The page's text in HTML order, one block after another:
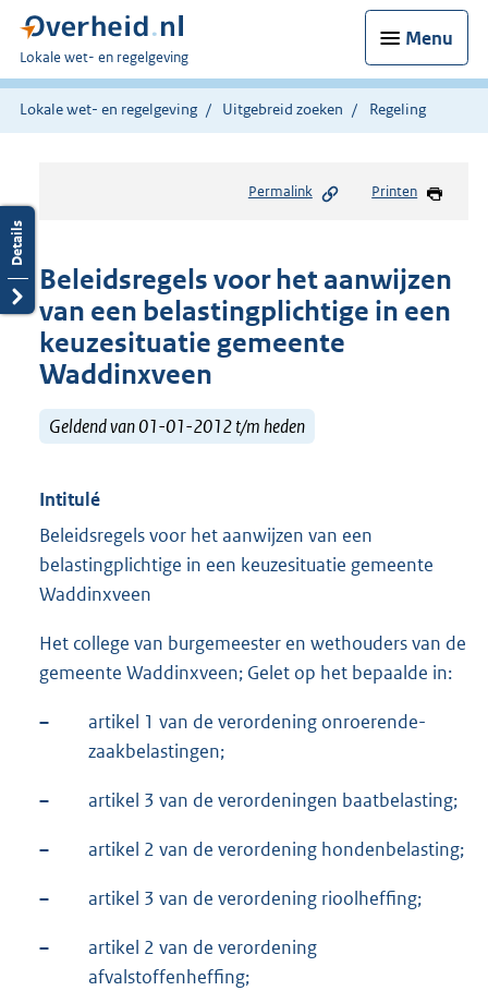
Menu
U
bent
hier:
Lokale wet- en regelgeving
Lokale wet- en regelgeving Uitgebreid zoeken Regeling
Permalink Printen
Beleidsregels voor het aanwijzen
van een belastingplichtige in een
keuzesituatie gemeente
Waddinxveen
Geldend van 01-01-2012 t/m heden
Intitulé
Beleidsregels voor het aanwijzen van een
belastingplichtige in een keuzesituatie gemeente
Waddinxveen
Het college van burgemeester en wethouders van de
gemeente Waddinxveen; Gelet op het bepaalde in:
–
artikel 1 van de verordening onroerende-
zaakbelastingen;
– artikel 3 van de verordeningen baatbelasting;
– artikel 2 van de verordening hondenbelasting;
– artikel 3 van de verordening rioolheffing;
–
artikel 2 van de verordening
afvalstoffenheffing;